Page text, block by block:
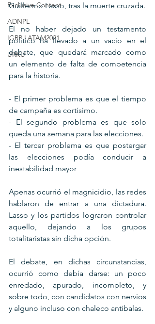
Exclusive Content
ADNPL
IGRP LATAM2021
URKU
Guillermo Lasso, tras la muerte cruzada.
El no haber dejado un testamento
político ha llevado a un vacío en el
debate, que quedará marcado como
un elemento de falta de competencia
para la historia.
- El primer problema es que el tiempo
de campaña es cortísimo.
- El segundo problema es que solo
queda una semana para las elecciones.
- El tercer problema es que postergar
las elecciones podía conducir a
inestabilidad mayor
Apenas ocurrió el magnicidio, las redes
hablaron de entrar a una dictadura.
Lasso y los partidos lograron controlar
aquello, dejando a los grupos
totalitaristas sin dicha opción.
El debate, en dichas circunstancias,
ocurrió como debía darse: un poco
enredado, apurado, incompleto, y
sobre todo, con candidatos con nervios
y alguno incluso con chaleco antibalas.